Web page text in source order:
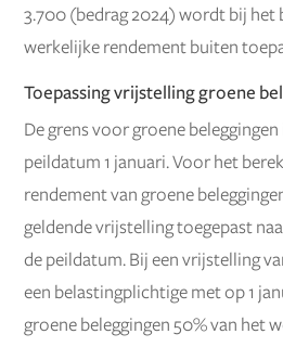
3.700 (bedrag 2024) wordt bij het
werkelijke rendement buiten
Toepassing vrijstelling groene
De grens voor groene
peildatum 1 januari. Voor het
rendement van groene
geldende vrijstelling toegepast
de peildatum. Bij een vrijstelling
een belastingplichtige met op 1
groene beleggingen 50% van het